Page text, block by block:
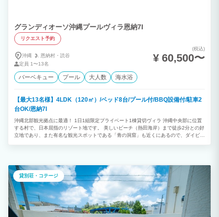
グランディオーソ沖縄プールヴィラ恩納7I
リクエスト予約
沖縄 恩納村・ 読谷
定員 1〜13名
(税込)
¥ 60,500〜
バーベキュー プール 大人数 海水浴
【最大13名様】4LDK（120㎡）/ベッド8台/プール付/BBQ設備付/駐車2
台OK/恩納7I
沖縄北部観光拠点に最適！ 1日1組限定プライベート1棟貸切ヴィラ 沖縄中央部に位置
する村で、日本屈指のリゾート地です。 美しいビーチ（熱田海岸）まで徒歩2分との好
立地であり、また有名な観光スポットである「青の洞窟」も近くにあるので、ダイビン
貸別荘・コテージ